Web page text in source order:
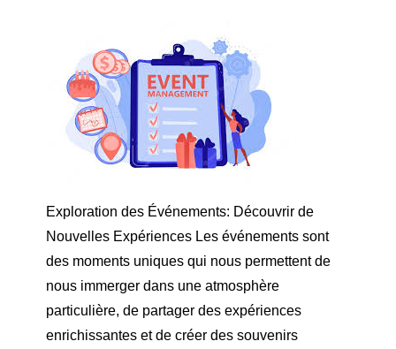
Exploration des Événements: Découvrir de
Nouvelles Expériences Les événements sont
des moments uniques qui nous permettent de
nous immerger dans une atmosphère
particulière, de partager des expériences
enrichissantes et de créer des souvenirs